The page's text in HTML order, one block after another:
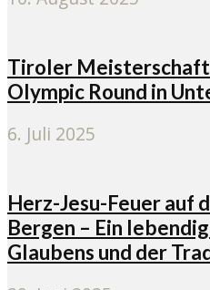
Tiroler
Olympic Round in
6. Juli 2025
Herz-Jesu-Feuer auf
Bergen – Ein
Glaubens und der